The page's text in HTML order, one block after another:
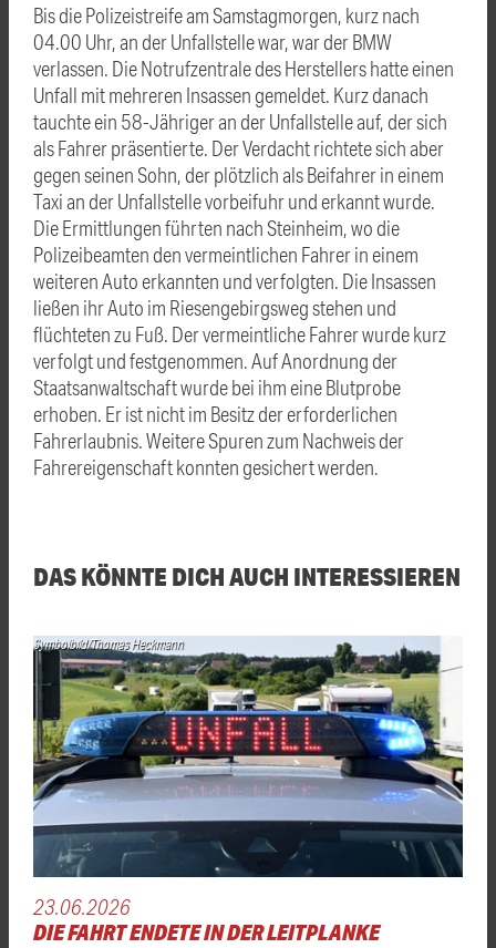
Bis die Polizeistreife am Samstagmorgen, kurz nach
04.00 Uhr, an der Unfallstelle war, war der BMW
verlassen. Die Notrufzentrale des Herstellers hatte einen
Unfall mit mehreren Insassen gemeldet. Kurz danach
tauchte ein 58-Jähriger an der Unfallstelle auf, der sich
als Fahrer präsentierte. Der Verdacht richtete sich aber
gegen seinen Sohn, der plötzlich als Beifahrer in einem
Taxi an der Unfallstelle vorbeifuhr und erkannt wurde.
Die Ermittlungen führten nach Steinheim, wo die
Polizeibeamten den vermeintlichen Fahrer in einem
weiteren Auto erkannten und verfolgten. Die Insassen
ließen ihr Auto im Riesengebirgsweg stehen und
flüchteten zu Fuß. Der vermeintliche Fahrer wurde kurz
verfolgt und festgenommen. Auf Anordnung der
Staatsanwaltschaft wurde bei ihm eine Blutprobe
erhoben. Er ist nicht im Besitz der erforderlichen
Fahrerlaubnis. Weitere Spuren zum Nachweis der
Fahrereigenschaft konnten gesichert werden.
DAS KÖNNTE DICH AUCH INTERESSIEREN
Symbolbild/Thomas Heckmann
23.06.2026
DIE FAHRT ENDETE IN DER LEITPLANKE